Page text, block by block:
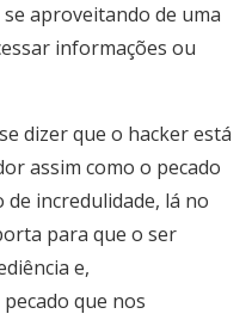
aproveitando de uma
informações ou
dizer que o hacker está
assim como o pecado
de incredulidade, lá no
para que o ser
e,
que nos